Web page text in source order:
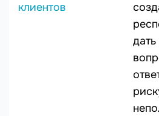
клиентов